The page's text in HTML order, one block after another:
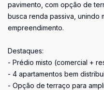
pavimento, com opção de
busca renda passiva, unindo
empreendimento.
Destaques:
- Prédio misto (comercial +
- 4 apartamentos bem
- Opção de terraço para